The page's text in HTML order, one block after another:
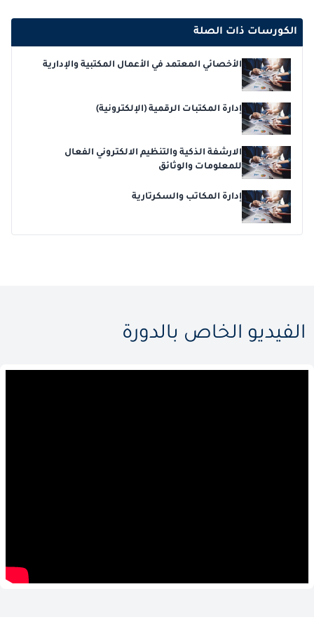
الكورسات ذات الصلة
الأخصائي المعتمد في الأعمال المكتبية والإدارية
إدارة المكتبات الرقمية (الإلكترونية)
الارشفة الذكية والتنظيم الالكتروني الفعال
للمعلومات والوثائق
إدارة المكاتب والسكرتارية
الفيديو الخاص بالدورة